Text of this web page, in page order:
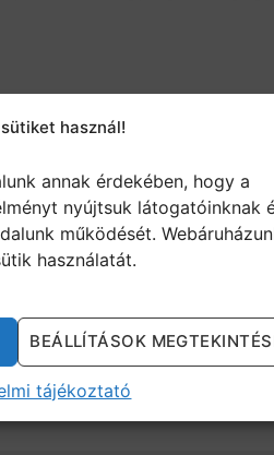
használ!
annak érdekében, hogy a
nyújtsuk látogatóinknak
működését.
használatát.
BEÁLLÍTÁSOK
tájékoztató
8 bizonyított módja